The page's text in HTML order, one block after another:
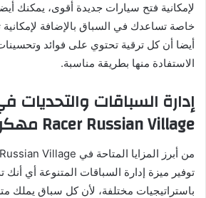
لإمكانية فتح سيارات جديدة أقوى، يمكنك
خاصة تساعدك في السباق بالإضافة لإمكانية
أيضا أن كل ترقية تحتوي على فوائد
الاستفادة منها بطريقة مناسبة.
Racer Russian Village مهكرة اخر اصدار
توفير ميزة إدارة السباقات المتنوعة أي
باستراتيجيات مختلفة، لأن كل سباق يملك